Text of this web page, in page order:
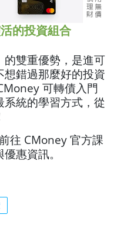
的投資組合
雙重優勢，是進可
錯過那麼好的投資
可轉債入門
統的學習方式，從
往 CMoney 官方課
惠資訊。